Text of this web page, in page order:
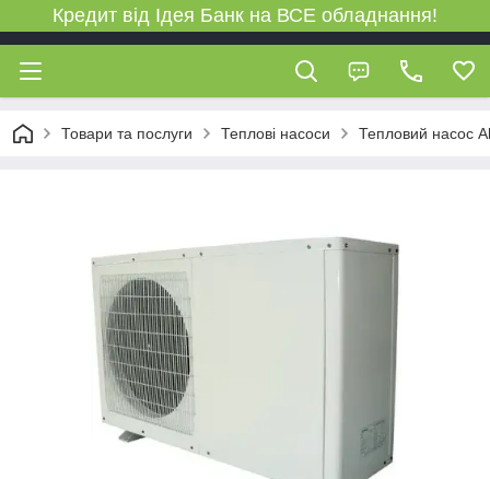
Кредит від Ідея Банк на ВСЕ обладнання!
Товари та послуги Теплові насоси Тепловий насос